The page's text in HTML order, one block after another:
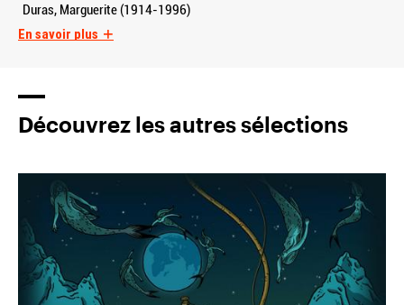
Duras, Marguerite (1914-1996)
En savoir plus
Découvrez les autres sélections